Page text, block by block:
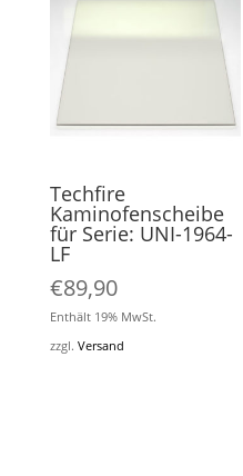
Techfire
Kaminofenscheibe
für Serie: UNI-1964-
LF
€89,90
Enthält 19% MwSt.
zzgl. Versand